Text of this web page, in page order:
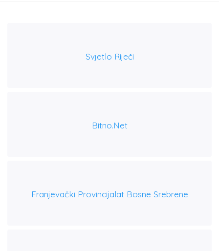
Svjetlo Riječi
Bitno.net
Franjevački Provincijalat Bosne Srebrene